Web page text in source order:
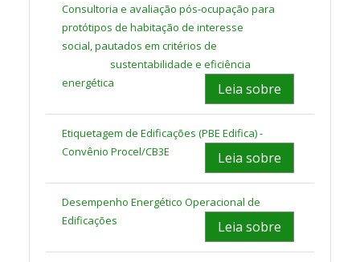
Consultoria e avaliação pós-ocupação para
protótipos de habitação de interesse
social, pautados em critérios de
sustentabilidade e eficiência
energética
Leia sobre
Etiquetagem de Edificações (PBE Edifica)-
Convênio Procel/CB3E
Leia sobre
Desempenho Energético Operacional de
Edificações
Leia sobre